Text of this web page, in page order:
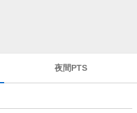
夜間PTS